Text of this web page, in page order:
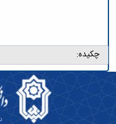
چکیده: